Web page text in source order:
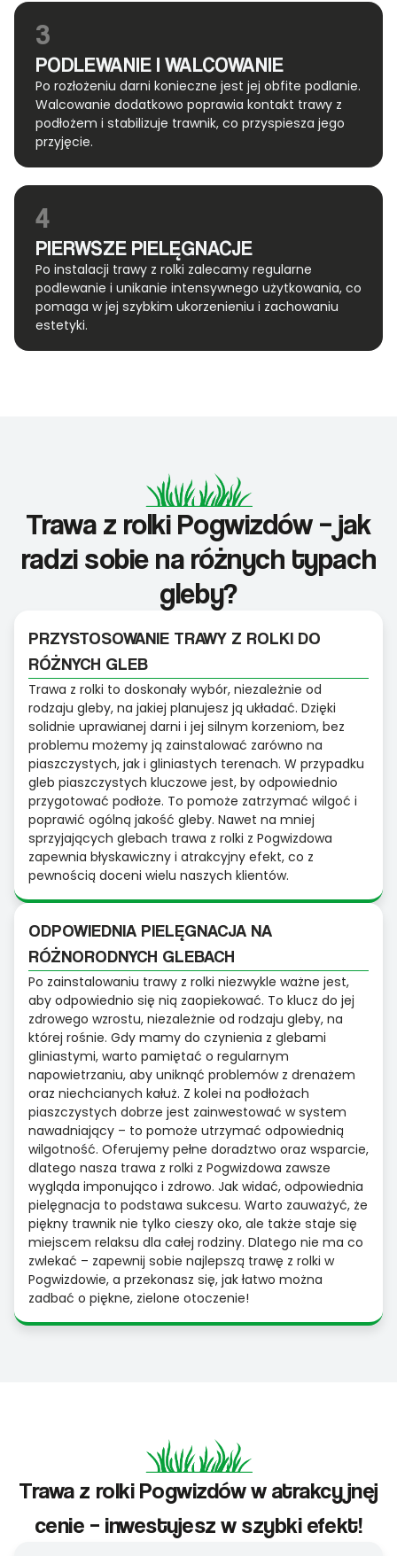
3
PODLEWANIE I WALCOWANIE
Po rozłożeniu darni konieczne jest jej obfite podlanie.
Walcowanie dodatkowo poprawia kontakt trawy z
podłożem i stabilizuje trawnik, co przyspiesza jego
przyjęcie.
4
PIERWSZE PIELĘGNACJE
Po instalacji trawy z rolki zalecamy regularne
podlewanie i unikanie intensywnego użytkowania, co
pomaga w jej szybkim ukorzenieniu i zachowaniu
estetyki.
Trawa z rolki Pogwizdów – jak
radzi sobie na różnych typach
gleby?
PRZYSTOSOWANIE TRAWY Z ROLKI DO
RÓŻNYCH GLEB
Trawa z rolki to doskonały wybór, niezależnie od
rodzaju gleby, na jakiej planujesz ją układać. Dzięki
solidnie uprawianej darni i jej silnym korzeniom, bez
problemu możemy ją zainstalować zarówno na
piaszczystych, jak i gliniastych terenach. W przypadku
gleb piaszczystych kluczowe jest, by odpowiednio
przygotować podłoże. To pomoże zatrzymać wilgoć i
poprawić ogólną jakość gleby. Nawet na mniej
sprzyjających glebach trawa z rolki z Pogwizdowa
zapewnia błyskawiczny i atrakcyjny efekt, co z
pewnością doceni wielu naszych klientów.
ODPOWIEDNIA PIELĘGNACJA NA
RÓŻNORODNYCH GLEBACH
Po zainstalowaniu trawy z rolki niezwykle ważne jest,
aby odpowiednio się nią zaopiekować. To klucz do jej
zdrowego wzrostu, niezależnie od rodzaju gleby, na
której rośnie. Gdy mamy do czynienia z glebami
gliniastymi, warto pamiętać o regularnym
napowietrzaniu, aby uniknąć problemów z drenażem
oraz niechcianych kałuż. Z kolei na podłożach
piaszczystych dobrze jest zainwestować w system
nawadniający – to pomoże utrzymać odpowiednią
wilgotność. Oferujemy pełne doradztwo oraz wsparcie,
dlatego nasza trawa z rolki z Pogwizdowa zawsze
wygląda imponująco i zdrowo. Jak widać, odpowiednia
pielęgnacja to podstawa sukcesu. Warto zauważyć, że
piękny trawnik nie tylko cieszy oko, ale także staje się
miejscem relaksu dla całej rodziny. Dlatego nie ma co
zwlekać – zapewnij sobie najlepszą trawę z rolki w
Pogwizdowie, a przekonasz się, jak łatwo można
zadbać o piękne, zielone otoczenie!
Trawa z rolki Pogwizdów w atrakcyjnej
cenie – inwestujesz w szybki efekt!